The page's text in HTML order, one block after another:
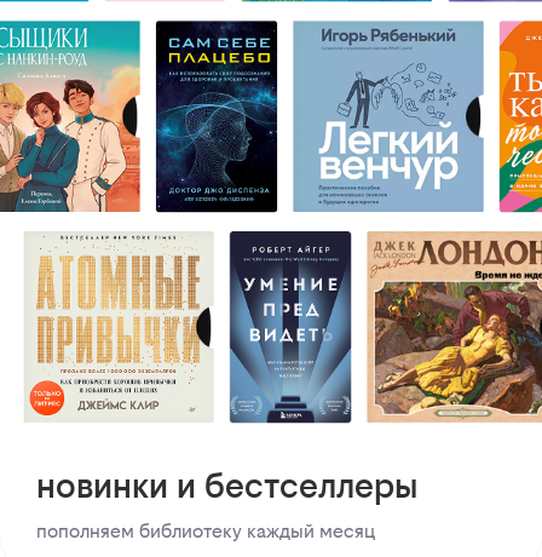
новинки и бестселлеры
пополняем библиотеку каждый месяц